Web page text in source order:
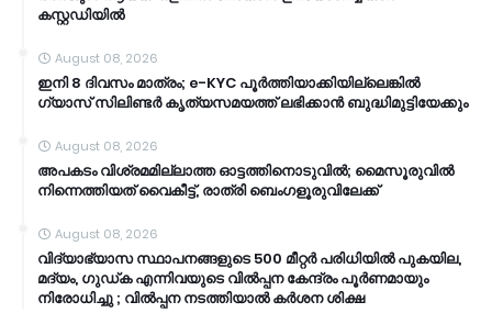
കസ്റ്റഡിയിൽ
August 08, 2026
ഇനി 8 ദിവസം മാത്രം; e-KYC പൂര്‍ത്തിയാക്കിയില്ലെങ്കില്‍
ഗ്യാസ് സിലിണ്ടര്‍ കൃത്യസമയത്ത് ലഭിക്കാന്‍ ബുദ്ധിമുട്ടിയേക്കും
August 08, 2026
അപകടം വിശ്രമമില്ലാത്ത ഓട്ടത്തിനൊടുവിൽ; മൈസൂരുവിൽ
നിന്നെത്തിയത് വൈകീട്ട്, രാത്രി ബെംഗളൂരുവിലേക്ക്
August 08, 2026
വിദ്യാഭ്യാസ സ്ഥാപനങ്ങളുടെ 500 മീറ്റർ പരിധിയിൽ പുകയില,
മദ്യം, ഗുഡ്ക എന്നിവയുടെ വിൽപ്പന കേന്ദ്രം പൂർണമായും
നിരോധിച്ചു ; വിൽപ്പന നടത്തിയാൽ കർശന ശിക്ഷ